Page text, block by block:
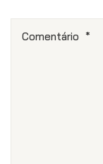
Comentário *